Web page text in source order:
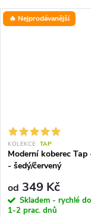
🔥 Nejprodávanější
KOLEKCE: TAP
Moderní koberec
- šedý/červený
od 349 Kč
Skladem - rychlé
1-2 prac. dnů